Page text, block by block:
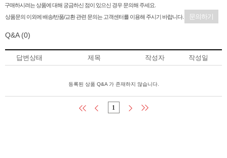
구매하시려는 상품에 대해 궁금하신 점이 있으신 경우 문의해 주세요.
상품문의 이외에 배송/반품/교환 관련 문의는 고객센터를 이용해 주시기 바랍니다.
문의하기
Q&A (0)
답변상태 제목 작성자 작성일
등록된 상품 Q&A 가 존재하지 않습니다.
1